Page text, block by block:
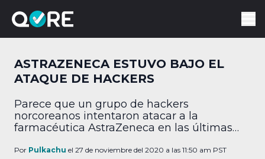
ASTRAZENECA ESTUVO BAJO EL
ATAQUE DE HACKERS
Parece que un grupo de hackers
norcoreanos intentaron atacar a la
farmacéutica AstraZeneca en las últimas
Reuters por un par de personas enteradas
Por Pulkachu el 27 de noviembre del 2020 a las 11:50 am PST